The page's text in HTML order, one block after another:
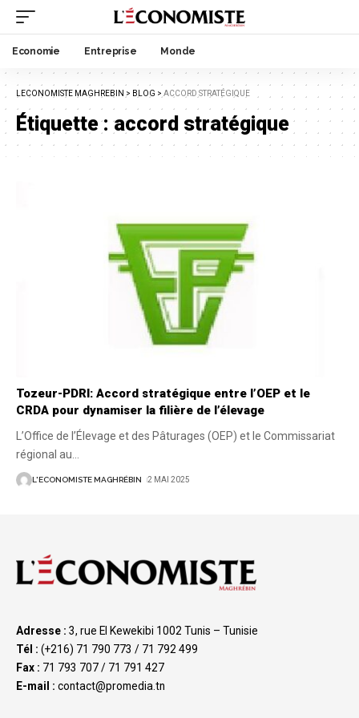
Economie Entreprise Monde
LECONOMISTE MAGHREBIN > BLOG > ACCORD STRATÉGIQUE
Étiquette :accord stratégique
Tozeur-PDRI: Accord stratégique entre l’OEP et le
CRDA pour dynamiser la filière de l’élevage
L’Office de l’Élevage et des Pâturages (OEP) et le Commissariat
régional au
L'ECONOMISTE MAGHRÉBIN 2 MAI 2025
Adresse : 3, rue El Kewekibi 1002 Tunis – Tunisie
Tél : (+216) 71 790 773 / 71 792 499
Fax : 71 793 707 / 71 791 427
E-mail : contact@promedia.tn